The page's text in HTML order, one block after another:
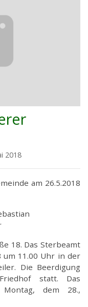
2018
am 26.5.2018
18. Das Sterbeamt
um 11.00 Uhr in der
Die Beerdigung
statt. Das
dem 28.,